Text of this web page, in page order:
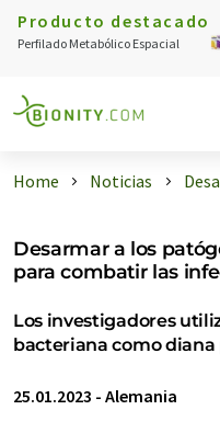
Producto destacado
Perfilado Metabólico Espacial
Home Noticias
Desarmar a los
para combatir las
Los investigadores
bacteriana como diana
25.01.2023 - Alemania